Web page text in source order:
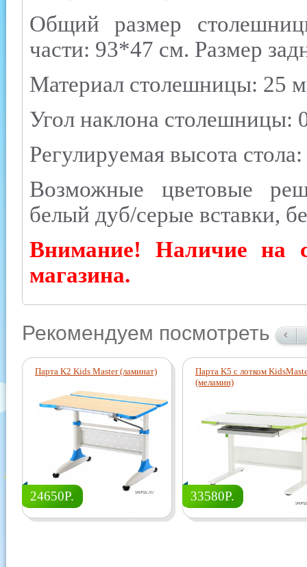
Общий размер
части: 93*47 см. Размер
Материал столешницы: 25
Угол наклона столешницы:
Регулируемая высота
Возможные цветовые
белый дуб/серые вставки,
Внимание! Наличие на
магазина.
Рекомендуем посмотреть
Парта K2 Kids Master (ламинат)
24650Р.
Парта K5 с лотком
(меламин)
33580Р.